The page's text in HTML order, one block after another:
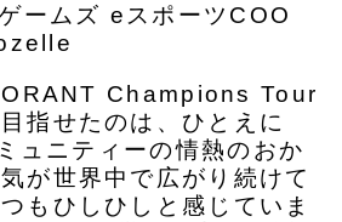
ームズ eスポーツCOO
Champions Tour
指せたのは、ひとえに
ュニティーの情熱のおか
が世界中で広がり続けて
もひしひしと感じていま